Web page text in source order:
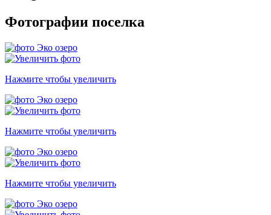
Фотографии поселка
Нажмите чтобы увеличить
Нажмите чтобы увеличить
Нажмите чтобы увеличить